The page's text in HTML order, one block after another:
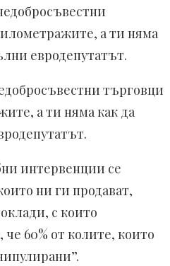
а ти няма
евродепутатът.
търговци
а ти няма как да
интервенции се
ни ги продават,
с които
60% от колите, които